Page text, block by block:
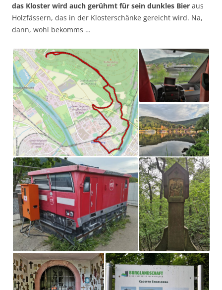
das Kloster wird auch gerühmt für sein dunkles Bier aus
Holzfässern, das in der Klosterschänke gereicht wird. Na,
dann, wohl bekomms …